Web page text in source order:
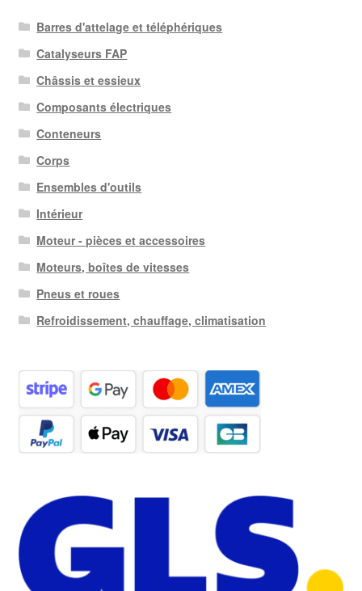
Barres d'attelage et téléphériques
Catalyseurs FAP
Châssis et essieux
Composants électriques
Conteneurs
Corps
Ensembles d'outils
Intérieur
Moteur - pièces et accessoires
Moteurs, boîtes de vitesses
Pneus et roues
Refroidissement, chauffage, climatisation